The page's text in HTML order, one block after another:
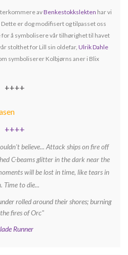
avBenkestokkslekten har vi
er dog modifisert og tilpasset oss
å symbolisere vår tilhørighet til havet
stolthet for Lill sin oldefar, Ulrik Dahle
symboliserer Kolbjørns aner i Blix
++++
++++
believe... Attack ships on fire off
C-beams glitter in the dark near the
will be lost in time, like tears in
Time to die...
rolled around their shores; burning
fires of Orc"
Runner